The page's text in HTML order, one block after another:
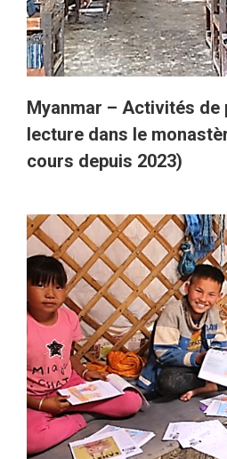
Myanmar – Activités de
lecture dans le
cours depuis 2023)